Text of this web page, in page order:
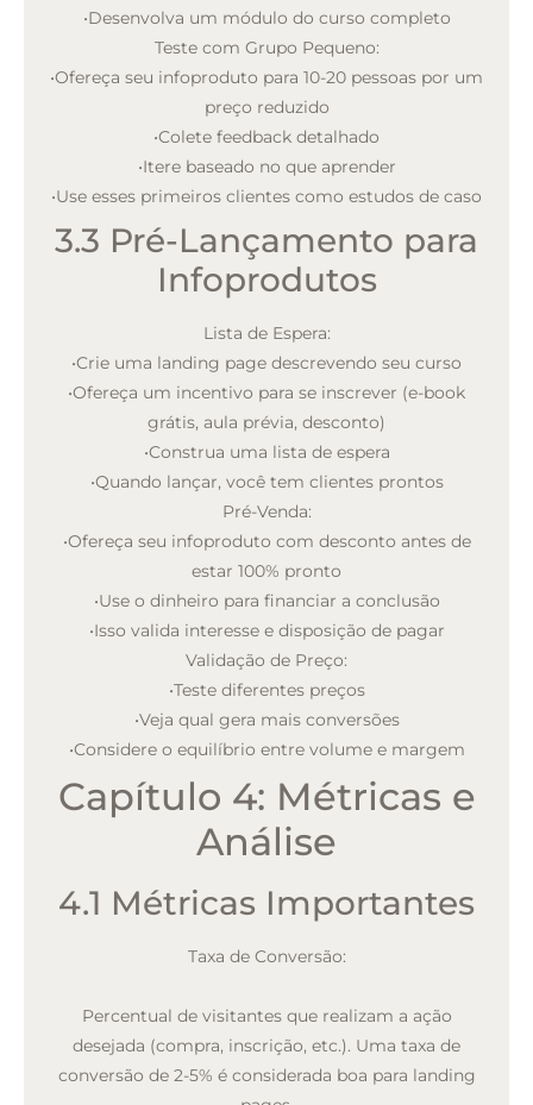
•Desenvolva um módulo do curso completo
Teste com Grupo Pequeno:
•Ofereça seu infoproduto para 10-20 pessoas por um
preço reduzido
•Colete feedback detalhado
•Itere baseado no que aprender
•Use esses primeiros clientes como estudos de caso
3.3 Pré-Lançamento para
Infoprodutos
Lista de Espera:
•Crie uma landing page descrevendo seu curso
•Ofereça um incentivo para se inscrever (e-book
grátis, aula prévia, desconto)
•Construa uma lista de espera
•Quando lançar, você tem clientes prontos
Pré-Venda:
•Ofereça seu infoproduto com desconto antes de
estar 100% pronto
•Use o dinheiro para financiar a conclusão
•Isso valida interesse e disposição de pagar
Validação de Preço:
•Teste diferentes preços
•Veja qual gera mais conversões
•Considere o equilíbrio entre volume e margem
Capítulo 4: Métricas e
Análise
4.1 Métricas Importantes
Taxa de Conversão:
Percentual de visitantes que realizam a ação
desejada (compra, inscrição, etc.). Uma taxa de
conversão de 2-5% é considerada boa para landing